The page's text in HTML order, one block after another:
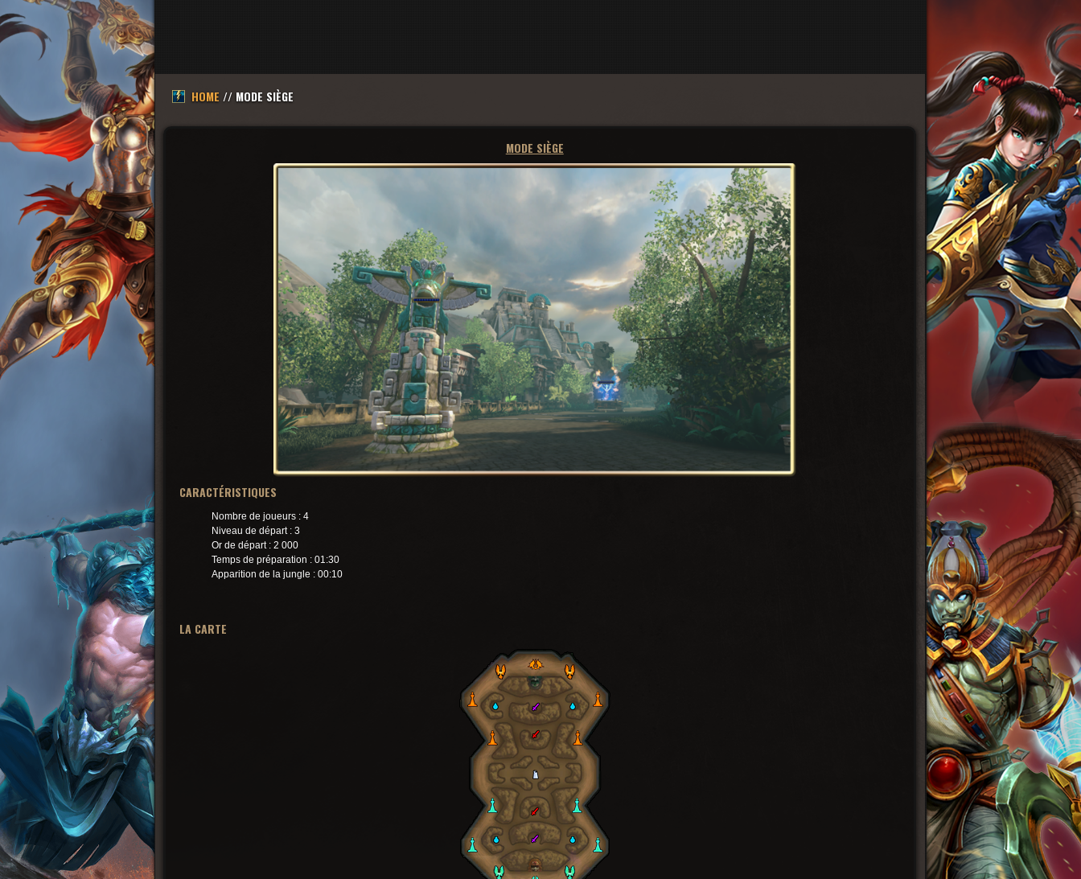
HOME // MODE SIÈGE
MODE SIÈGE
CARACTÉRISTIQUES
Nombre de joueurs : 4
Niveau de départ : 3
Or de départ : 2 000
Temps de préparation : 01:30
Apparition de la jungle : 00:10
LA CARTE